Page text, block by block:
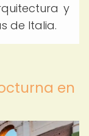
y
de Italia.
en